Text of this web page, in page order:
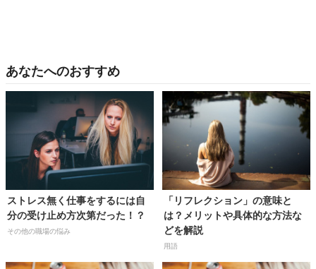
あなたへのおすすめ
ストレス無く仕事をするには自
分の受け止め方次第だった！？
その他の職場の悩み
「リフレクション」の意味と
は？メリットや具体的な方法な
どを解説
用語